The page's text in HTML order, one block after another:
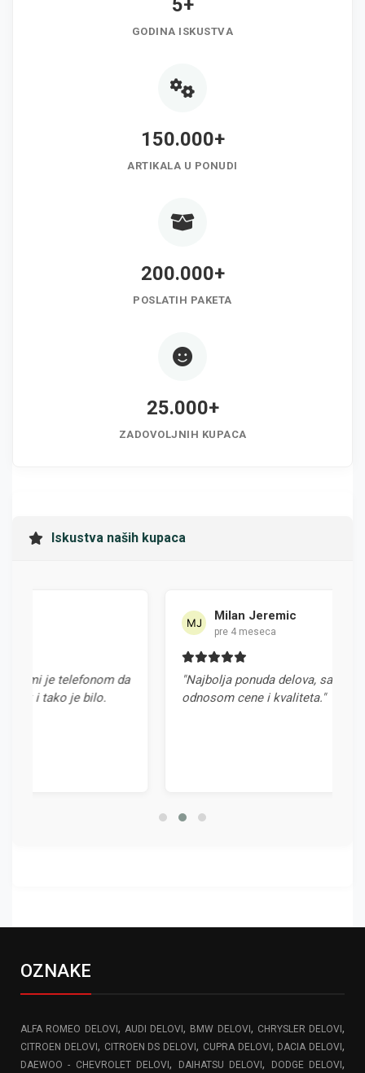
GODINA ISKUSTVA
150.000+
ARTIKALA U PONUDI
200.000+
POSLATIH PAKETA
25.000+
ZADOVOLJNIH KUPACA
Iskustva naših kupaca
da
bilo.
Milan Jeremic
pre 4 meseca
"Najbolja ponuda delova, sa odličnim
odnosom cene i kvaliteta."
OZNAKE
ALFA ROMEO DELOVI, AUDI DELOVI, BMW DELOVI, CHRYSLER DELOVI,
CITROEN DELOVI, CITROEN DS DELOVI, CUPRA DELOVI, DACIA DELOVI,
DAEWOO - CHEVROLET DELOVI, DAIHATSU DELOVI, DODGE DELOVI,